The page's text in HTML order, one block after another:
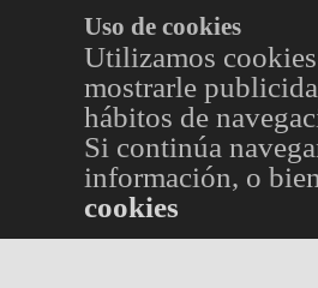
Uso de cookies
Utilizamos
mostrarle
hábitos de
Si continúa
información, o
cookies